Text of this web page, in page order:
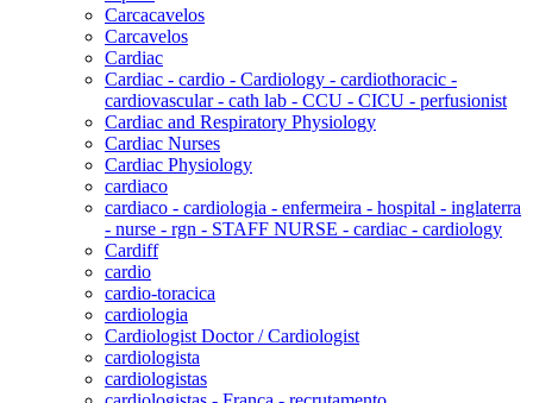
Carcacavelos
Carcavelos
Cardiac
Cardiac - cardio - Cardiology - cardiothoracic -
cardiovascular - cath lab - CCU - CICU - perfusionist
Cardiac and Respiratory Physiology
Cardiac Nurses
Cardiac Physiology
cardiaco
cardiaco - cardiologia - enfermeira - hospital - inglaterra
- nurse - rgn - STAFF NURSE - cardiac - cardiology
Cardiff
cardio
cardio-toracica
cardiologia
Cardiologist Doctor / Cardiologist
cardiologista
cardiologistas